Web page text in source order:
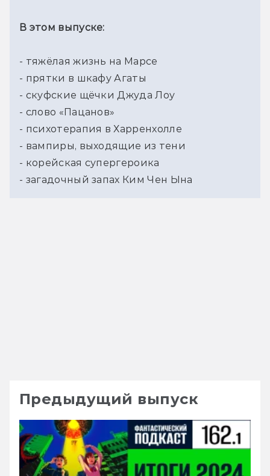
В этом выпуске:
- тяжёлая жизнь на Марсе
- прятки в шкафу Агаты
- скуфские щёчки Джуда Лоу
- слово «Пацанов»
- психотерапия в Харренхолле
- вампиры, выходящие из тени
- корейская супергероика
- загадочный запах Ким Чен Ына
Предыдущий выпуск